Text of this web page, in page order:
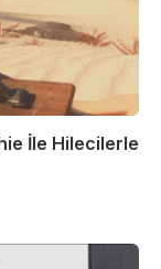
İle Hilecilerle